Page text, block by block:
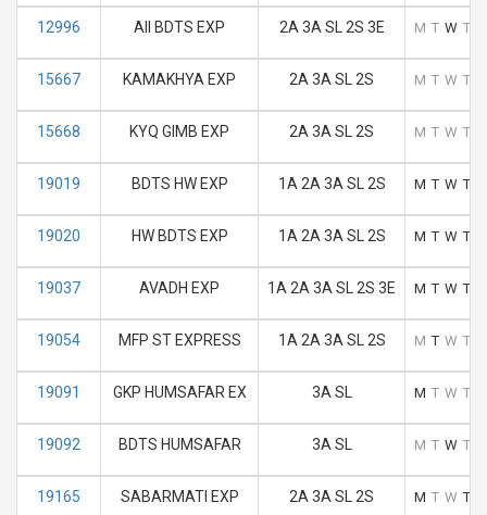
12996 AII BDTS EXP 2A 3A SL 2S 3E M T W T
15667 KAMAKHYA EXP 2A 3A SL 2S M T W T
15668 KYQ GIMB EXP 2A 3A SL 2S M T W T
19019 BDTS HW EXP 1A 2A 3A SL 2S M T W T
19020 HW BDTS EXP 1A 2A 3A SL 2S M T W T
19037 AVADH EXP 1A 2A 3A SL 2S 3E M T W T
19054 MFP ST EXPRESS 1A 2A 3A SL 2S M T W T
19091 GKP HUMSAFAR EX 3A SL M T W T
19092 BDTS HUMSAFAR 3A SL M T W T
19165 SABARMATI EXP 2A 3A SL 2S M T W T